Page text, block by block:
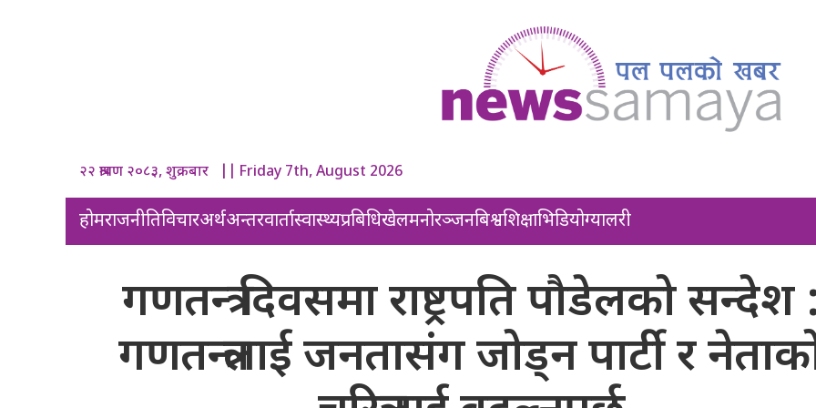
२२ श्रावण २०८३, शुक्रबार || Friday 7th, August 2026
होमराजनीतिविचारअर्थअन्तरवार्तास्वास्थ्यप्रबिधिखेलमनोरञ्जनबिश्वशिक्षाभिडियोग्यालरी
गणतन्त्र दिवसमा राष्ट्रपति पौडेलको सन्देश
गणतन्त्रलाई जनतासंग जोड्न पार्टी र